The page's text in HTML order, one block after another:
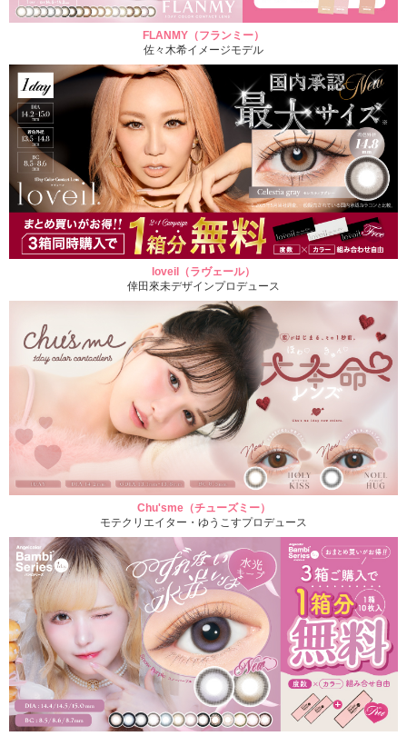
FLANMY（フランミー）
佐々木希イメージモデル
loveil（ラヴェール）
倖田來未デザインプロデュース
Chu'sme（チューズミー）
モテクリエイター・ゆうこすプロデュース